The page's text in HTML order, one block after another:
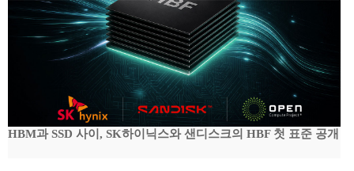
HBM과 SSD 사이, SK하이닉스와 샌디스크의 HBF 첫 표준 공개